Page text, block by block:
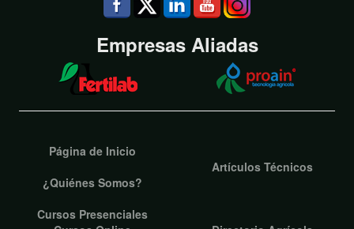
Empresas Aliadas
Página de Inicio
¿Quiénes Somos?
Artículos Técnicos
Cursos Presenciales